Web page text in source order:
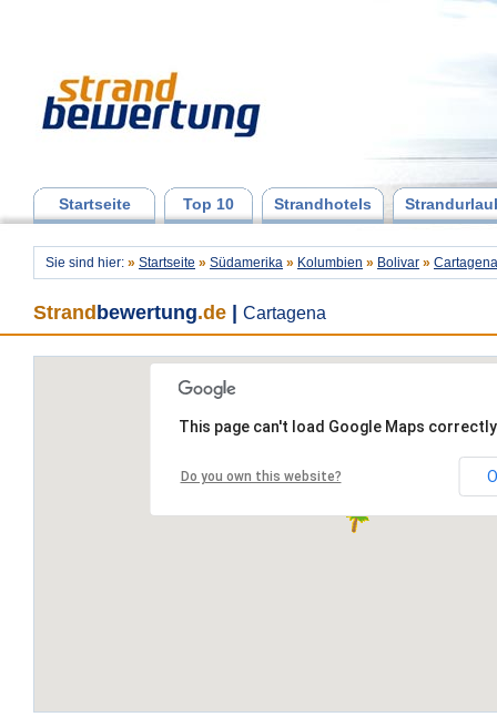
Startseite Top 10 Strandhotels
Sie sind hier: » Startseite » Südamerika » Kolumbien » Bolivar » Cartagena
Strand bewertung.de Cartagena
This page can't load Google Maps
Do you own this website?